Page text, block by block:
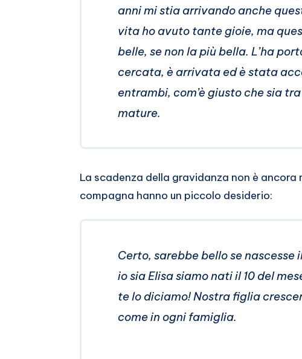
anni mi stia arrivando anche
vita ho avuto tante gioie, ma
belle, se non la più bella. L’ha
cercata, è arrivata ed è stata
entrambi, com’è giusto che sia
mature.
La scadenza della gravidanza non è ancora
compagna hanno un piccolo desiderio:
Certo, sarebbe bello se nascesse
io sia Elisa siamo nati il 10 del
te lo diciamo! Nostra figlia
come in ogni famiglia.